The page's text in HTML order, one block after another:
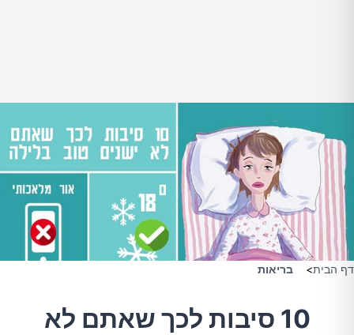
דף הבית> בריאות
10 סיבות לכך שאתם לא